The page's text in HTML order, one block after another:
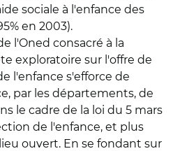
sociale à l'enfance des
en 2003).
l'Oned consacré à la
exploratoire sur l'offre de
l'enfance s'efforce de
par les départements, de
le cadre de la loi du 5 mars
de l'enfance, et plus
ouvert. En se fondant sur